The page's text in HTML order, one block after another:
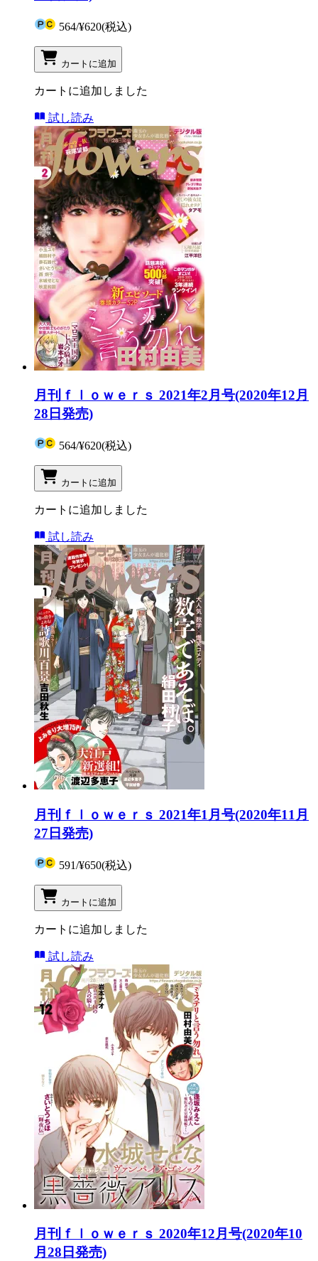
564/¥620(税込)
カートに追加
カートに追加しました
試し読み
月刊ｆｌｏｗｅｒｓ 2021年2月号(2020年12月
28日発売)
564/¥620(税込)
カートに追加
カートに追加しました
試し読み
月刊ｆｌｏｗｅｒｓ 2021年1月号(2020年11月
27日発売)
591/¥650(税込)
カートに追加
カートに追加しました
試し読み
月刊ｆｌｏｗｅｒｓ 2020年12月号(2020年10
月28日発売)